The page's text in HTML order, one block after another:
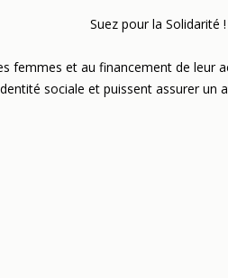
Suez pour la Solidarité !
femmes et au financement de leur
sociale et puissent assurer un